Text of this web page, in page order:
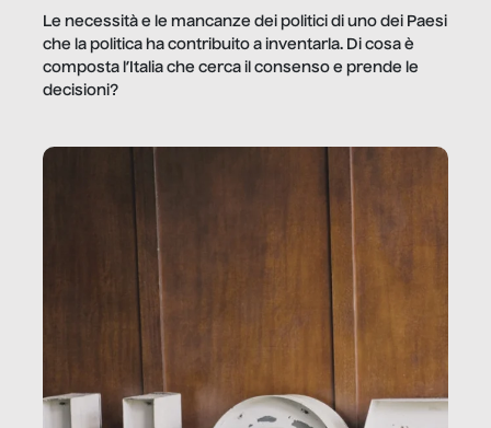
Le necessità e le mancanze dei politici di uno dei Paesi
che la politica ha contribuito a inventarla. Di cosa è
composta l’Italia che cerca il consenso e prende le
decisioni?